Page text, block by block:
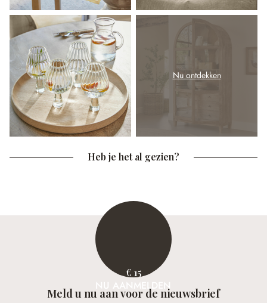
Nu ontdekken
Heb je het al gezien?
€ 15
NU AANMELDEN
Meld u nu aan voor de nieuwsbrief